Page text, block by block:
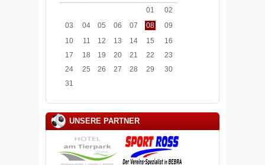
01
02
03
04 05 06 07 08
09
10
11 12 13 14 15
16
17
18 19 20 21 22
23
24
25 26 27 28 29
30
31
UNSERE PARTNER